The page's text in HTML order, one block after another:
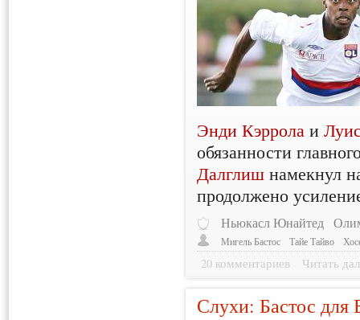
Энди Кэррола и
обязанности
Далглиш намекнул
продолжено
Ньюкасл Юнайтед
Мигель Бастос Тайе Тайво
20 комментариев Читать
Слухи: Бастос для